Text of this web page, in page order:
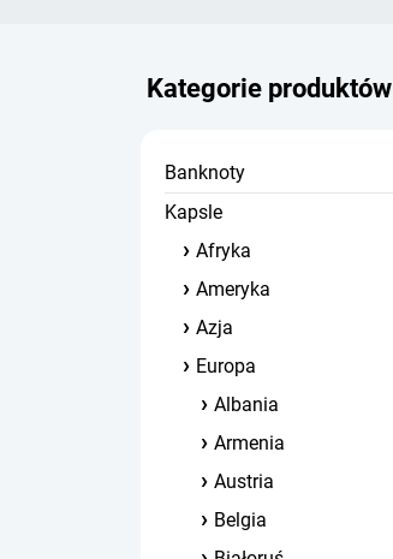
Kategorie produktów
Banknoty
Kapsle
Afryka
Ameryka
Azja
Europa
Albania
Armenia
Austria
Belgia